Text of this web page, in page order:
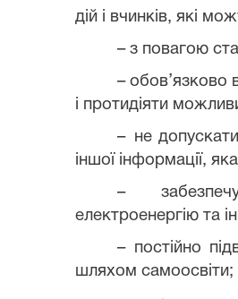
дій і вчинків, які
– з повагою
– обов’язково
і протидіяти
–
не
іншої інформації,
–
електроенергію та
– постійно
шляхом самоосвіти;